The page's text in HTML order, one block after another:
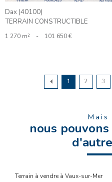
Dax (40100)
TERRAIN CONSTRUCTIBLE
1 270 m² - 101 650 €
1 2 3
Mais
nous
Terrain à vendre à Vaux-sur-Mer